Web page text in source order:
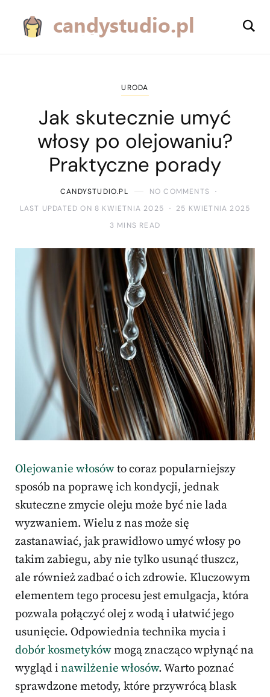
URODA
Jak skutecznie umyć
włosy po olejowaniu?
Praktyczne porady
CANDYSTUDIO.PL
NO COMMENTS
LAST UPDATED ON 8 KWIETNIA 2025
25 KWIETNIA 2025
3 MINS READ
Olejowanie włosówto coraz popularniejszy
sposób na poprawę ich kondycji, jednak
skuteczne zmycie oleju może być nie lada
wyzwaniem. Wielu z nas może się
zastanawiać, jak prawidłowo umyć włosy po
takim zabiegu, aby nie tylko usunąć tłuszcz,
ale również zadbać o ich zdrowie. Kluczowym
elementem tego procesu jest emulgacja, która
pozwala połączyć olej z wodą i ułatwić jego
usunięcie. Odpowiednia technika mycia i
dobór kosmetykówmogą znacząco wpłynąć na
wygląd i nawilżenie włosów. Warto poznać
sprawdzone metody, które przywrócą blask